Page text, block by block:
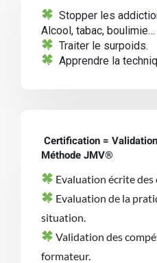
Stopper les
Alcool, tabac, boulimie…
Traiter le surpoids.
Apprendre la
Certification =
Méthode JMV®
Evaluation écrite des
Evaluation de la
situation.
Validation des
formateur.